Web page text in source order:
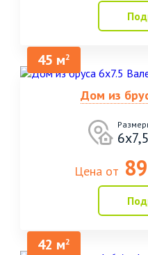
45 м2
Дом из
6х7,5
Цена от
42 м2